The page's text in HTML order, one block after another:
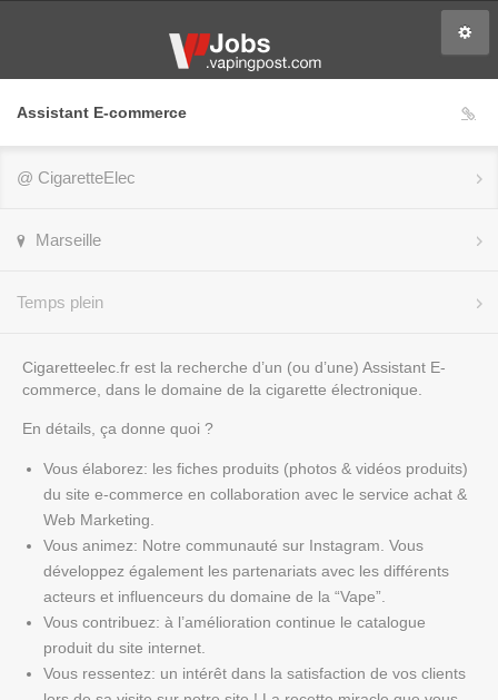
Assistant E-commerce
@ CigaretteElec
Marseille
Temps plein
Cigaretteelec.fr est la recherche d’un (ou d’une) Assistant E-
commerce , dans le domaine de la cigarette électronique.
En détails, ça donne quoi ?
Vous élaborez: les fiches produits (photos & vidéos produits)
du site e-commerce en collaboration avec le service achat &
Web Marketing.
Vous animez: Notre communauté sur Instagram. Vous
développez également les partenariats avec les différents
acteurs et influenceurs du domaine de la “Vape”.
Vous contribuez: à l’amélioration continue le catalogue
produit du site internet.
Vous ressentez: un intérêt dans la satisfaction de vos clients